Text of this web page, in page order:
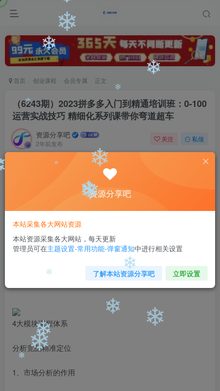
首页 创业课程 会员专属 正文
（6243期）2023拼多多入门到精通培训班：0-100
运营实战技巧 精细化系列课带你弯道超车
资源分享吧
2年前发布
关注 私信
此内容为付费阅读，请付费后查看
黄金会员免费
您暂无购买权限，请先开通会员
开通会员
4大模块课程体系
分析竞品精准定位
1、市场分析的作用
资源分享吧
本站采集各大网站资源
本站资源采集各大网站，每天更新
管理员可在主题设置-常用功能-弹窗通知中进行相关设置
了解本站资源分享吧 立即设置
❄ ❄
❄ ❄
❄ ❄
❄
❄
❄
❄
❄
❄
❄
❄
❄